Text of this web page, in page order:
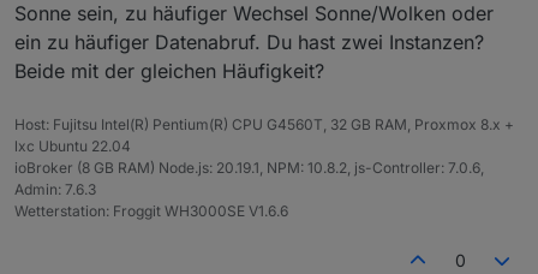
Sonne sein, zu häufiger Wechsel Sonne/Wolken oder
ein zu häufiger Datenabruf. Du hast zwei Instanzen?
Beide mit der gleichen Häufigkeit?
Host: Fujitsu Intel(R) Pentium(R) CPU G4560T, 32 GB RAM, Proxmox 8.x +
lxc Ubuntu 22.04
ioBroker (8 GB RAM) Node.js: 20.19.1, NPM: 10.8.2, js-Controller: 7.0.6,
Admin: 7.6.3
Wetterstation: Froggit WH3000SE V1.6.6
0